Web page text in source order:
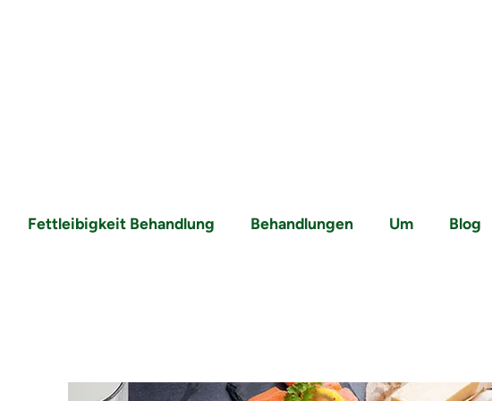
Fettleibigkeit Behandlung Behandlungen Um Blog